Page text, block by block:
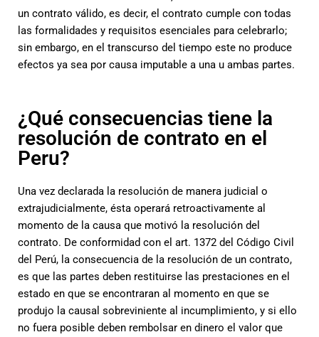
un contrato válido, es decir, el contrato cumple con todas
las formalidades y requisitos esenciales para celebrarlo;
sin embargo, en el transcurso del tiempo este no produce
efectos ya sea por causa imputable a una u ambas partes.
¿Qué consecuencias tiene la
resolución de contrato en el
Peru?
Una vez declarada la resolución de manera judicial o
extrajudicialmente, ésta operará retroactivamente al
momento de la causa que motivó la resolución del
contrato. De conformidad con el art. 1372 del Código Civil
del Perú, la consecuencia de la resolución de un contrato,
es que las partes deben restituirse las prestaciones en el
estado en que se encontraran al momento en que se
produjo la causal sobreviniente al incumplimiento, y si ello
no fuera posible deben rembolsar en dinero el valor que